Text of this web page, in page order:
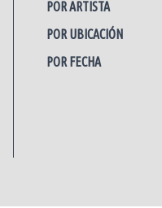
POR ARTISTA
POR UBICACIÓN
POR FECHA